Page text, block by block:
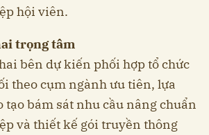
hội viên.
trọng tâm
bên dự kiến phối hợp tổ chức
theo cụm ngành ưu tiên, lựa
tạo bám sát nhu cầu nâng chuẩn
và thiết kế gói truyền thông